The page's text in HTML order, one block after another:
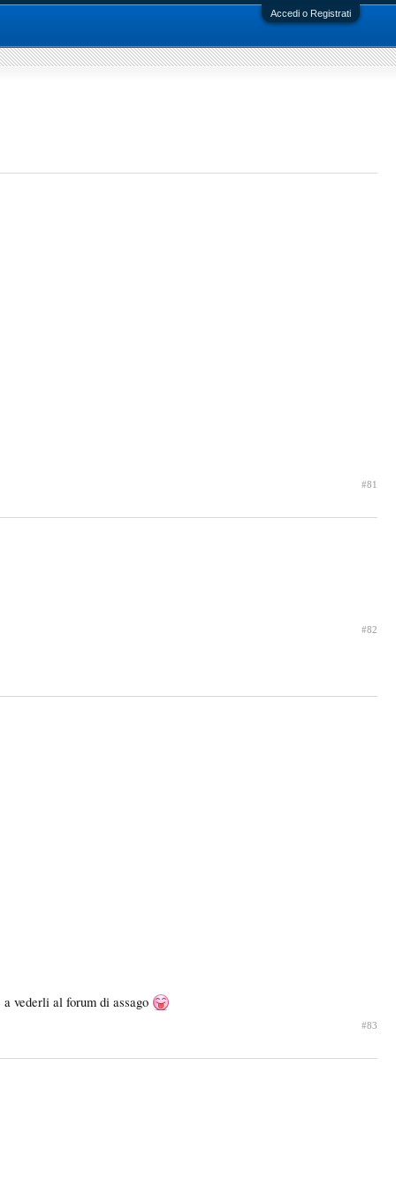
Accedi o Registrati
#81
#82
vederli al forum di assago
#83